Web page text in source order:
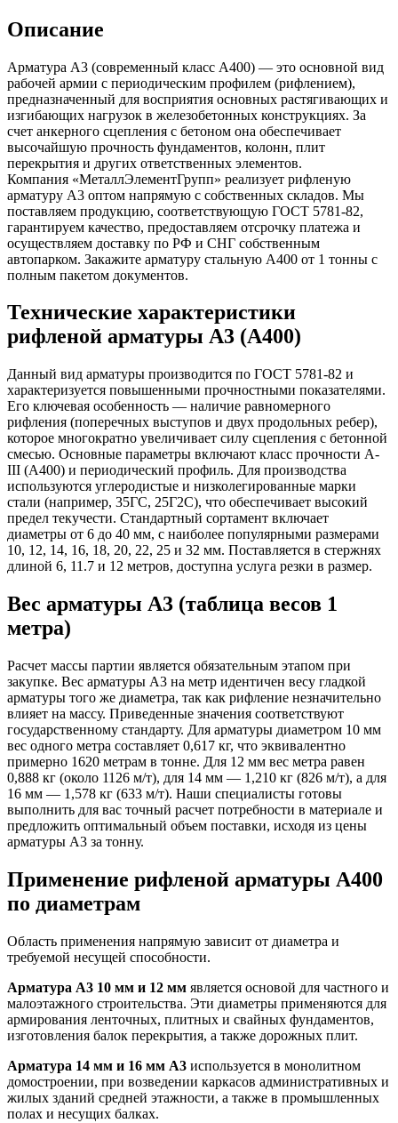
Описание
Арматура А3 (современный класс А400) — это основной вид
рабочей армии с периодическим профилем (рифлением),
предназначенный для восприятия основных растягивающих и
изгибающих нагрузок в железобетонных конструкциях. За
счет анкерного сцепления с бетоном она обеспечивает
высочайшую прочность фундаментов, колонн, плит
перекрытия и других ответственных элементов.
Компания «МеталлЭлементГрупп» реализует рифленую
арматуру А3 оптом напрямую с собственных складов. Мы
поставляем продукцию, соответствующую ГОСТ 5781-82,
гарантируем качество, предоставляем отсрочку платежа и
осуществляем доставку по РФ и СНГ собственным
автопарком. Закажите арматуру стальную А400 от 1 тонны с
полным пакетом документов.
Технические характеристики
рифленой арматуры А3 (А400)
Данный вид арматуры производится по ГОСТ 5781-82 и
характеризуется повышенными прочностными показателями.
Его ключевая особенность — наличие равномерного
рифления (поперечных выступов и двух продольных ребер),
которое многократно увеличивает силу сцепления с бетонной
смесью. Основные параметры включают класс прочности А-
III (А400) и периодический профиль. Для производства
используются углеродистые и низколегированные марки
стали (например, 35ГС, 25Г2С), что обеспечивает высокий
предел текучести. Стандартный сортамент включает
диаметры от 6 до 40 мм, с наиболее популярными размерами
10, 12, 14, 16, 18, 20, 22, 25 и 32 мм. Поставляется в стержнях
длиной 6, 11.7 и 12 метров, доступна услуга резки в размер.
Вес арматуры А3 (таблица весов 1
метра)
Расчет массы партии является обязательным этапом при
закупке. Вес арматуры А3 на метр идентичен весу гладкой
арматуры того же диаметра, так как рифление незначительно
влияет на массу. Приведенные значения соответствуют
государственному стандарту. Для арматуры диаметром 10 мм
вес одного метра составляет 0,617 кг, что эквивалентно
примерно 1620 метрам в тонне. Для 12 мм вес метра равен
0,888 кг (около 1126 м/т), для 14 мм — 1,210 кг (826 м/т), а для
16 мм — 1,578 кг (633 м/т). Наши специалисты готовы
выполнить для вас точный расчет потребности в материале и
предложить оптимальный объем поставки, исходя из цены
арматуры А3 за тонну.
Применение рифленой арматуры А400
по диаметрам
Область применения напрямую зависит от диаметра и
требуемой несущей способности.
Арматура А3 10 мм и 12 мм является основой для частного и
малоэтажного строительства. Эти диаметры применяются для
армирования ленточных, плитных и свайных фундаментов,
изготовления балок перекрытия, а также дорожных плит.
Арматура 14 мм и 16 мм А3 используется в монолитном
домостроении, при возведении каркасов административных и
жилых зданий средней этажности, а также в промышленных
полах и несущих балках.